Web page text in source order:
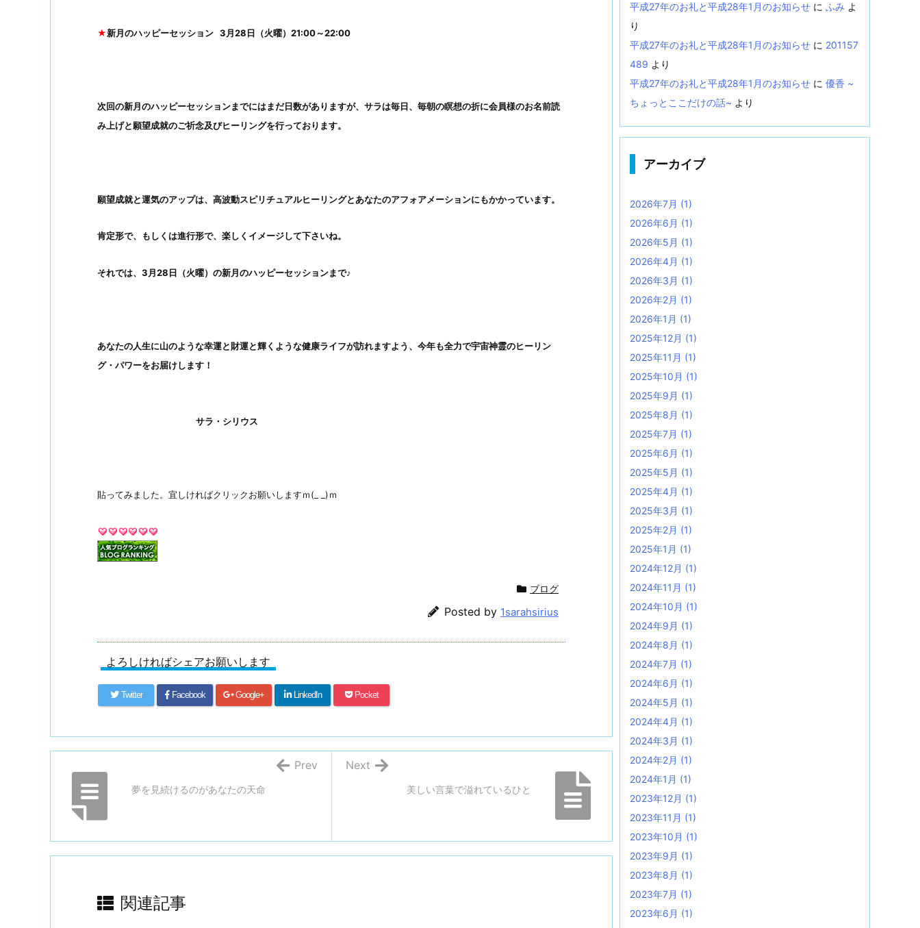
★新月のハッピーセッション 3月28日（火曜）21:00～22:00
次回の新月のハッピーセッションまでにはまだ日数がありますが、サラは毎日、毎朝の瞑想の折に会員様のお名前読
み上げと願望成就のご祈念及びヒーリングを行っております。
願望成就と運気のアップは、高波動スピリチュアルヒーリングとあなたのアフォアメーションにもかかっています。
肯定形で、もしくは進行形で、楽しくイメージして下さいね。
それでは、3月28日（火曜）の新月のハッピーセッションまで♪
あなたの人生に山のような幸運と財運と輝くような健康ライフが訪れますよう、今年も全力で宇宙神霊のヒーリン
グ・パワーをお届けします！
サラ・シリウス
貼ってみました。宜しければクリックお願いしますｍ(_ _)ｍ
ブログ
Posted by 1sarahsirius
よろしければシェアお願いします
Twitter Facebook Google+ LinkedIn Pocket
美しい言葉で溢れているひと
Next
夢を見続けるのがあなたの天命
Prev
関連記事
平成27年のお礼と平成28年1月のお知らせ に ふみ よ
り
平成27年のお礼と平成28年1月のお知らせ に 201157
489 より
平成27年のお礼と平成28年1月のお知らせ に 優香 ~
ちょっとここだけの話~ より
アーカイブ
2026年7月 (1)
2026年6月 (1)
2026年5月 (1)
2026年4月 (1)
2026年3月 (1)
2026年2月 (1)
2026年1月 (1)
2025年12月 (1)
2025年11月 (1)
2025年10月 (1)
2025年9月 (1)
2025年8月 (1)
2025年7月 (1)
2025年6月 (1)
2025年5月 (1)
2025年4月 (1)
2025年3月 (1)
2025年2月 (1)
2025年1月 (1)
2024年12月 (1)
2024年11月 (1)
2024年10月 (1)
2024年9月 (1)
2024年8月 (1)
2024年7月 (1)
2024年6月 (1)
2024年5月 (1)
2024年4月 (1)
2024年3月 (1)
2024年2月 (1)
2024年1月 (1)
2023年12月 (1)
2023年11月 (1)
2023年10月 (1)
2023年9月 (1)
2023年8月 (1)
2023年7月 (1)
2023年6月 (1)